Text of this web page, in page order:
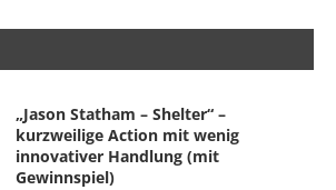
„Jason Statham – Shelter“ –
kurzweilige Action mit wenig
innovativer Handlung (mit
Gewinnspiel)